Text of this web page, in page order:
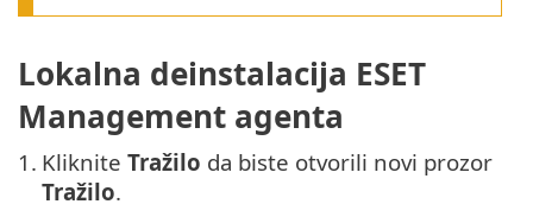
Lokalna deinstalacija ESET
Management agenta
1. Kliknite Tražilo da biste otvorili novi prozor
Tražilo.